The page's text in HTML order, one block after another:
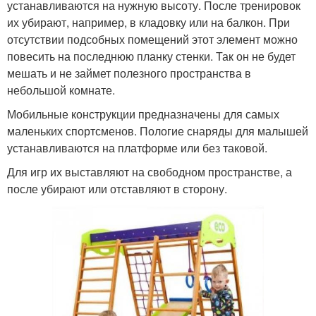
устанавливаются на нужную высоту. После тренировок
их убирают, например, в кладовку или на балкон. При
отсутствии подсобных помещений этот элемент можно
повесить на последнюю планку стенки. Так он не будет
мешать и не займет полезного пространства в
небольшой комнате.
Мобильные конструкции предназначены для самых
маленьких спортсменов. Пологие снаряды для малышей
устанавливаются на платформе или без таковой.
Для игр их выставляют на свободном пространстве, а
после убирают или отставляют в сторону.